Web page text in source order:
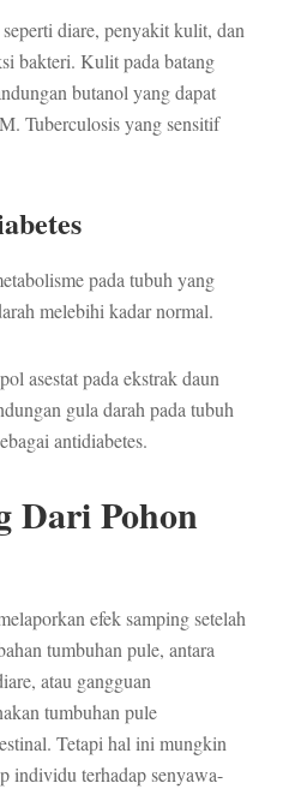
diare, penyakit kulit, dan
bakteri. Kulit pada batang
butanol yang dapat
Tuberculosis yang sensitif
pada tubuh yang
melebihi kadar normal.
asestat pada ekstrak daun
gula darah pada tubuh
antidiabetes.
Dari Pohon
efek samping setelah
tumbuhan pule, antara
atau gangguan
tumbuhan pule
Tetapi hal ini mungkin
individu terhadap senyawa-